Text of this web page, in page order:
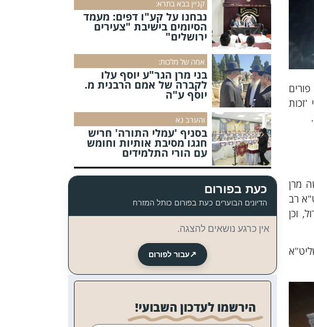
'זכות
מרן
רב
וכן
קניין בבא בתרא:
נבחנו על קע"ו דפים: מעמד
הסיומים בישיבת "צעירים
ירושלים"
אמה של מלכות:
בני מרן הגר"ע יוסף עלו
לקברה של אמם הרבנית מ.
יוסף ע"ה
והערב נא
בסניף 'עמלי התורה' חריש
חגגו מסיבת אותיות וחומש
עם הורי התלמידים
כעת בפורום
הדיונים הבוערים כעת בפורום כותל המזרח
אין כרגע נושאים להצגה.
↗עבור לפורום
הירשמו לעדכון השבועי!